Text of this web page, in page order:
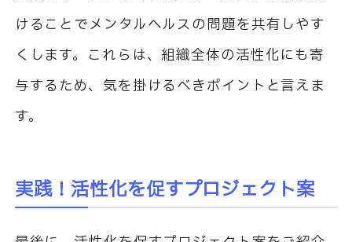
けることでメンタルヘルスの問題を共有しやす
くします。これらは、組織全体の活性化にも寄
与するため、気を掛けるべきポイントと言えま
す。
実践！活性化を促すプロジェクト案